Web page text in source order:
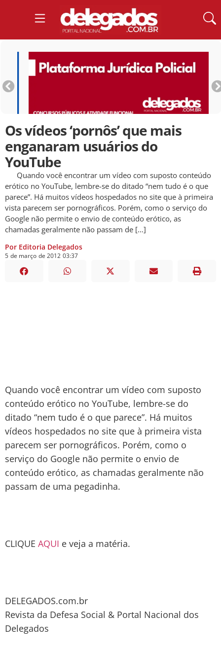
Os vídeos ‘pornôs’ que mais
enganaram usuários do
YouTube
Quando você encontrar um vídeo com suposto conteúdo
erótico no YouTube, lembre-se do ditado “nem tudo é o que
parece”. Há muitos vídeos hospedados no site que à primeira
vista parecem ser pornográficos. Porém, como o serviço do
Google não permite o envio de conteúdo erótico, as
chamadas geralmente não passam de […]
Por Editoria Delegados
5 de março de 2012 03:37
Quando você encontrar um vídeo com suposto
conteúdo erótico no YouTube, lembre-se do
ditado “nem tudo é o que parece”. Há muitos
vídeos hospedados no site que à primeira vista
parecem ser pornográficos. Porém, como o
serviço do Google não permite o envio de
conteúdo erótico, as chamadas geralmente não
passam de uma pegadinha.
CLIQUE AQUI e veja a matéria.
DELEGADOS.com.br
Revista da Defesa Social & Portal Nacional dos
Delegados